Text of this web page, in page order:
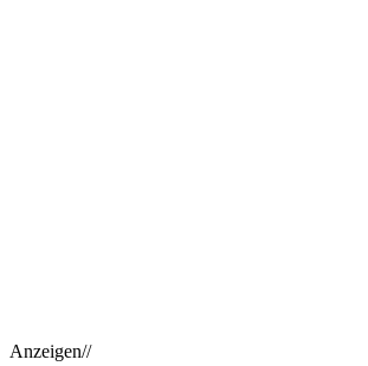
Anzeigen//